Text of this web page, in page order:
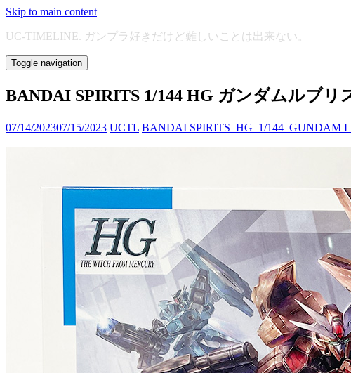
Skip to main content
UC-TIMELINE. ガンプラ好きだけど難しいことは出来ない。
Toggle navigation
BANDAI SPIRITS 1/144 HG ガンダムルブリ
07/14/202307/15/2023 UCTL BANDAI SPIRITS_HG_1/144_GUNDAM